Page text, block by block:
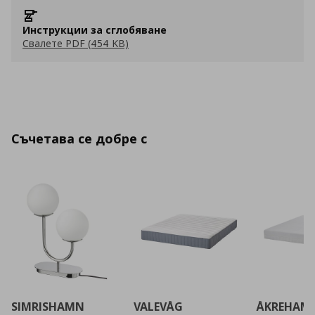
Инструкции за сглобяване
Свалете PDF (454 KB)
Съчетава се добре с
SIMRISHAMN
VALEVÅG